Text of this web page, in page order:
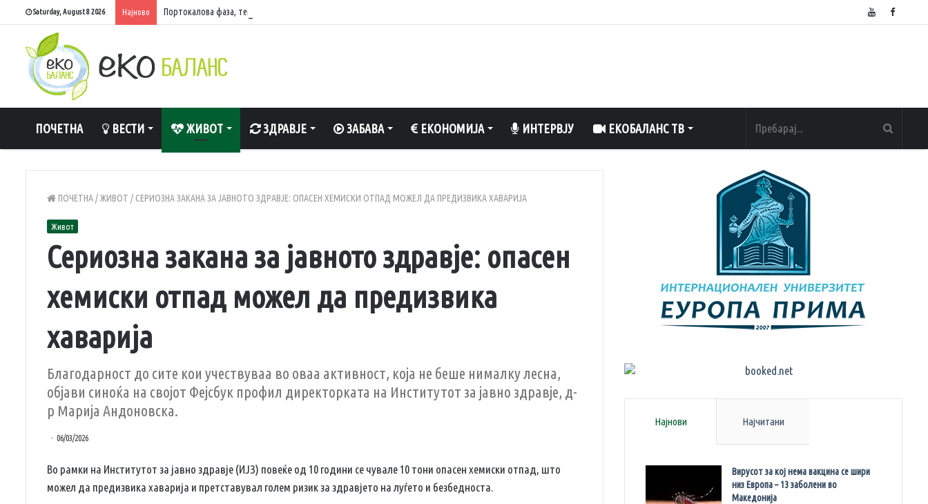
Saturday, August 8 2026 Најново Портокалова фаза, температури до 40 степени
ПОЧЕТНА ВЕСТИ ЖИВОТ ЗДРАВЈЕ ЗАБАВА ЕКОНОМИЈА ИНТЕРВЈУ ЕКОБАЛАНС ТВ
ПОЧЕТНА/ЖИВОТ / СЕРИОЗНА ЗАКАНА ЗА ЈАВНОТО ЗДРАВЈЕ: ОПАСЕН ХЕМИСКИ ОТПАД МОЖЕЛ ДА ПРЕДИЗВИКА ХАВАРИЈА
Живот
Сериозна закана за јавното здравје: опасен
хемиски отпад можел да предизвика
хаварија
Благодарност до сите кои учествуваа во оваа активност, која не беше нималку лесна,
објави синоќа на својот Фејсбук профил директорката на Институтот за јавно здравје, д-
р Марија Андоновска.
06/03/2026
Во рамки на Институтот за јавно здравје (ИЈЗ) повеќе од 10 години се чувале 10 тони опасен хемиски отпад, што
можел да предизвика хаварија и претставувал голем ризик за здравјето на луѓето и безбедноста.
Најнови Најчитани
Вирусот за кој нема вакцина се шири
низ Европа – 13 заболени во
Македонија